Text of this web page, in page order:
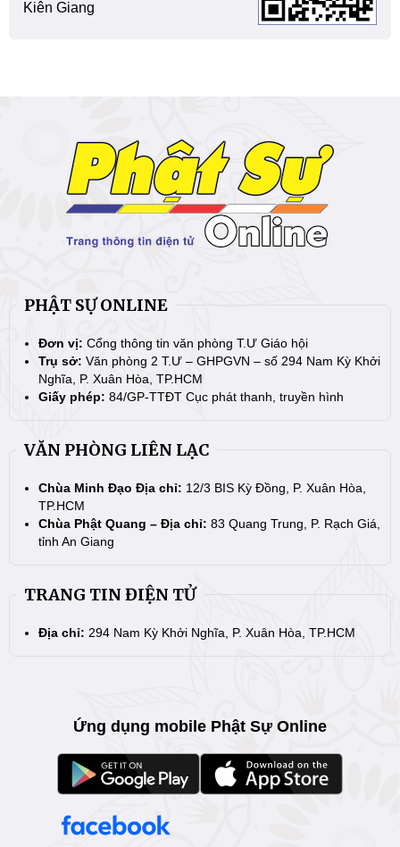
Kiên Giang
PHẬT SỰ ONLINE
Đơn vị: Cổng thông tin văn phòng T.Ư Giáo hội
Trụ sở: Văn phòng 2 T.Ư – GHPGVN – số 294 Nam Kỳ Khởi
Nghĩa, P. Xuân Hòa, TP.HCM
Giấy phép: 84/GP-TTĐT Cục phát thanh, truyền hình
VĂN PHÒNG LIÊN LẠC
Chùa Minh Đạo Địa chỉ: 12/3 BIS Kỳ Đồng, P. Xuân Hòa,
TP.HCM
Chùa Phật Quang – Địa chỉ: 83 Quang Trung, P. Rạch Giá,
tỉnh An Giang
TRANG TIN ĐIỆN TỬ
Địa chỉ: 294 Nam Kỳ Khởi Nghĩa, P. Xuân Hòa, TP.HCM
Ứng dụng mobile Phật Sự Online